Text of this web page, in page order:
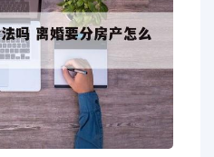
图片识别二维